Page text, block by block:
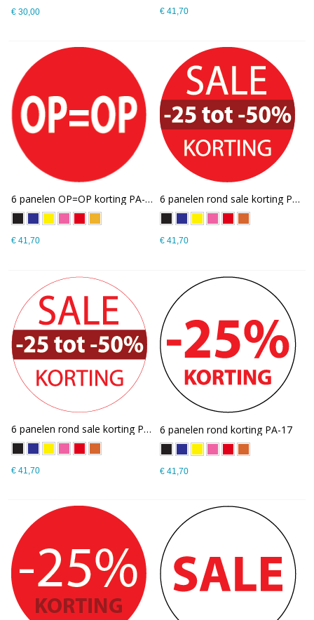
€ 30,00 € 41,70
6 panelen OP=OP korting PA-20
€ 41,70
6 panelen rond sale korting PA-19
€ 41,70
6 panelen rond sale korting PA-18
€ 41,70
6 panelen rond korting PA-17
€ 41,70